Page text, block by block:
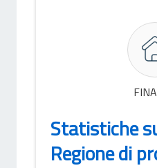
Statistiche
Regione di